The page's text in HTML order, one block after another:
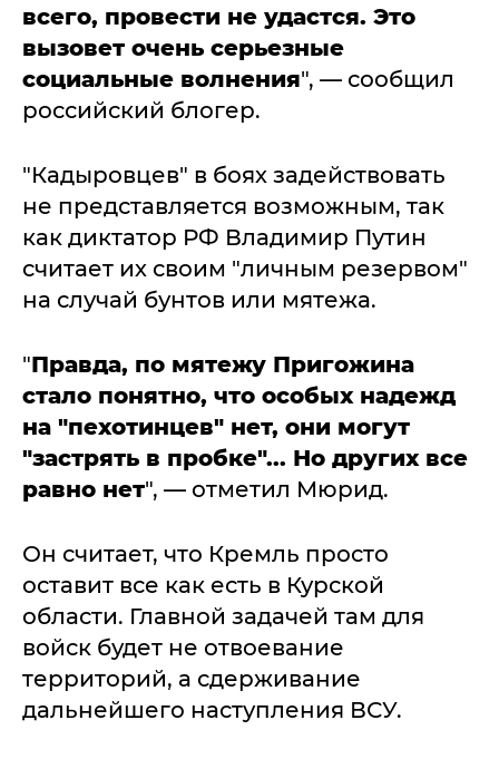
всего, провести не удастся. Это
вызовет очень серьезные
социальные волнения", — сообщил
российский блогер.
"Кадыровцев" в боях задействовать
не представляется возможным, так
как диктатор РФ Владимир Путин
считает их своим "личным резервом"
на случай бунтов или мятежа.
"Правда, по мятежу Пригожина
стало понятно, что особых надежд
на "пехотинцев" нет, они могут
"застрять в пробке"... Но других все
равно нет", — отметил Мюрид.
Он считает, что Кремль просто
оставит все как есть в Курской
области. Главной задачей там для
войск будет не отвоевание
территорий, а сдерживание
дальнейшего наступления ВСУ.